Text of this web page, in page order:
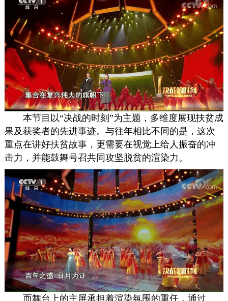
本节目以“决战的时刻”为主题，多维度展现扶贫成
果及获奖者的先进事迹。与往年相比不同的是，这次
重点在讲好扶贫故事，更需要在视觉上给人振奋的冲
击力，并能鼓舞号召共同攻坚脱贫的渲染力。
而舞台上的主屏承担着渲染氛围的重任，通过